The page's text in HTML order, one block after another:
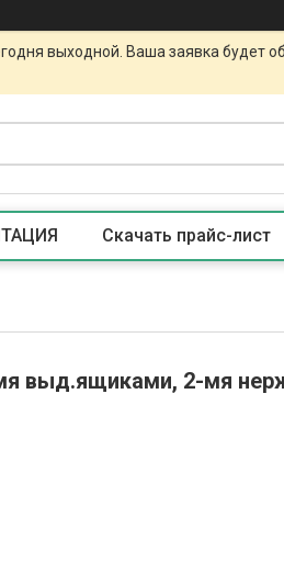
выходной. Ваша заявка будет
Скачать прайс-лист
мя выд.ящиками, 2-мя